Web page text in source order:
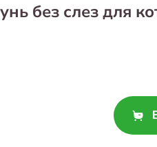
без слез для